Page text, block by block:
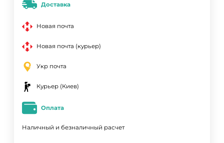
Доставка
Новая почта
Новая почта (курьер)
Укр почта
Курьер (Киев)
Оплата
Наличный и безналичный расчет